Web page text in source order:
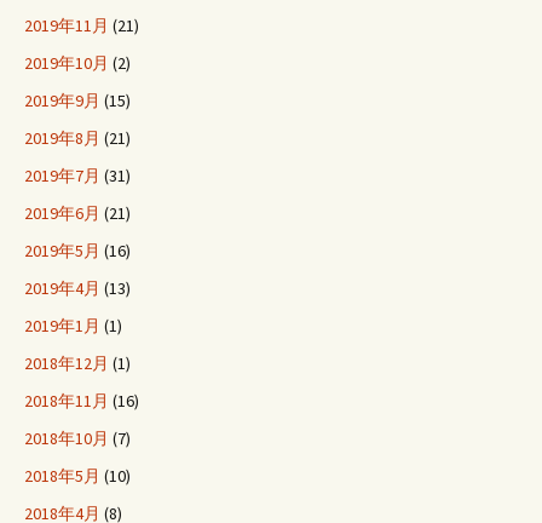
2019年11月 (21)
2019年10月 (2)
2019年9月 (15)
2019年8月 (21)
2019年7月 (31)
2019年6月 (21)
2019年5月 (16)
2019年4月 (13)
2019年1月 (1)
2018年12月 (1)
2018年11月 (16)
2018年10月 (7)
2018年5月 (10)
2018年4月 (8)